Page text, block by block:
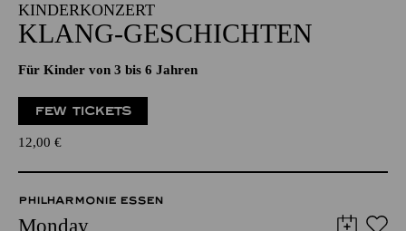
KINDERKONZERT
KLANG-GESCHICHTEN
Für Kinder von 3 bis 6 Jahren
FEW TICKETS
12,00 €
PHILHARMONIE ESSEN
Monday